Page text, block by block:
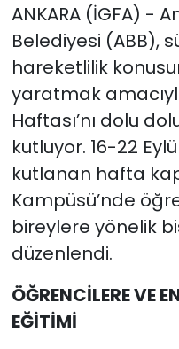
ANKARA (İGFA) -
Belediyesi (ABB),
hareketlilik
yaratmak
Haftası’nı dolu
kutluyor. 16-22
kutlanan hafta
Kampüsü’nde
bireylere yönelik
düzenlendi.
ÖĞRENCİLERE VE
EĞİTİMİ